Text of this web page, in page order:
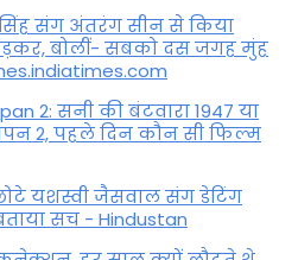
संग अंतरंग सीन से किया
बोलीं- सबको दस जगह मुंह
2: सनी की बंटवारा 1947 या
2, पहले दिन कौन सी फिल्म
यशस्वी जैसवाल संग डेटिंग
सच - Hindustan